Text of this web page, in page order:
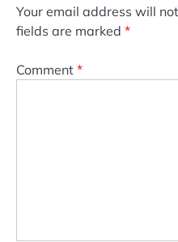
Your email address will
fields are marked *
Comment *